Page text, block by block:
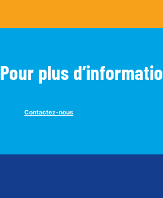
Pour plus d’informatio
Contactez-nous